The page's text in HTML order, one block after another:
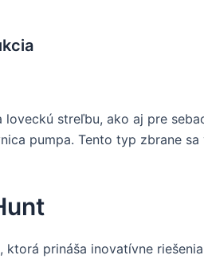
streľbu, ako aj pre
pumpa. Tento typ zbrane
prináša inovatívne